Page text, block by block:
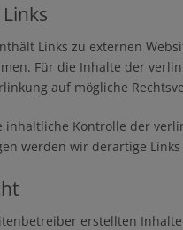
Links zu externen
Für die Inhalte der
auf mögliche
inhaltliche Kontrolle der
werden wir derartige Links
erstellten